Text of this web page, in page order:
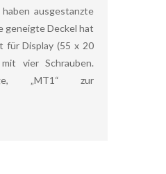
ausgestanzte
geneigte Deckel hat
für Display (55 x 20
vier Schrauben.
„MT1“ zur